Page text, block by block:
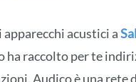
apparecchi acustici a
ha raccolto per te
Audico è una rete